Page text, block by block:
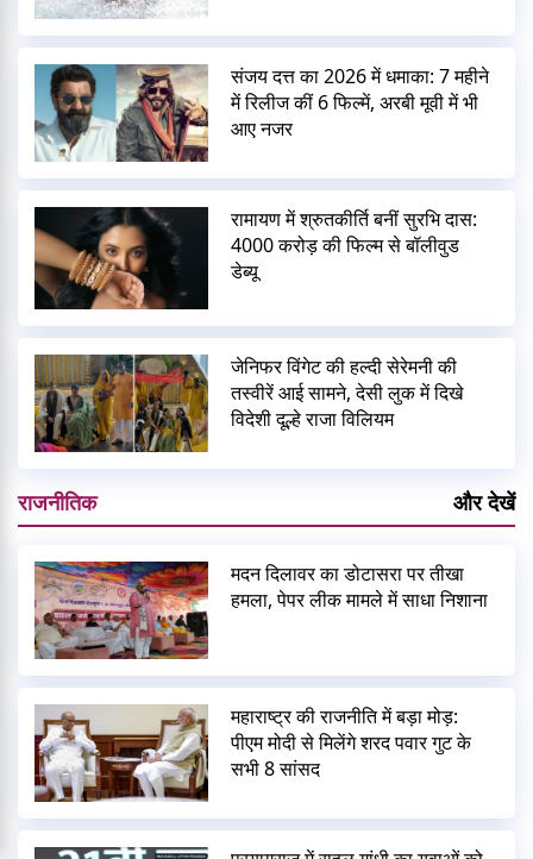
संजय दत्त का 2026 में धमाका: 7 महीने
में रिलीज कीं 6 फिल्में, अरबी मूवी में भी
आए नजर
रामायण में श्रुतकीर्ति बनीं सुरभि दास:
4000 करोड़ की फिल्म से बॉलीवुड
डेब्यू
जेनिफर विंगेट की हल्दी सेरेमनी की
तस्वीरें आई सामने, देसी लुक में दिखे
विदेशी दूल्हे राजा विलियम
राजनीतिक और देखें
मदन दिलावर का डोटासरा पर तीखा
हमला, पेपर लीक मामले में साधा निशाना
महाराष्ट्र की राजनीति में बड़ा मोड़:
पीएम मोदी से मिलेंगे शरद पवार गुट के
सभी 8 सांसद